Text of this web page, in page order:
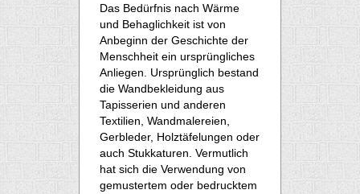
Das Bedürfnis nach Wärme
und Behaglichkeit ist von
Anbeginn der Geschichte der
Menschheit ein ursprüngliches
Anliegen. Ursprünglich bestand
die Wandbekleidung aus
Tapisserien und anderen
Textilien, Wandmalereien,
Gerbleder, Holztäfelungen oder
auch Stukkaturen. Vermutlich
hat sich die Verwendung von
gemustertem oder bedrucktem